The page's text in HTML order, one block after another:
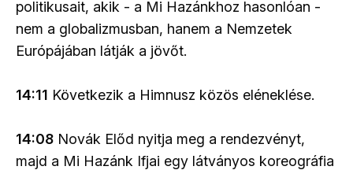
politikusait, akik - a Mi Hazánkhoz hasonlóan -
nem a globalizmusban, hanem a Nemzetek
Európájában látják a jövőt.
14:11 Következik a Himnusz közös eléneklése.
14:08 Novák Előd nyitja meg a rendezvényt,
majd a Mi Hazánk Ifjai egy látványos koreográfia